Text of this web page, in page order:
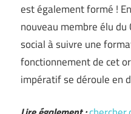
est également formé !
nouveau membre élu
social à suivre une
fonctionnement de cet
impératif se déroule en